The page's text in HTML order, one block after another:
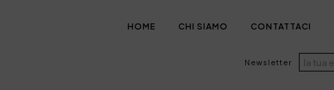
HOME CHI SIAMO CONTATTACI
Newsletter